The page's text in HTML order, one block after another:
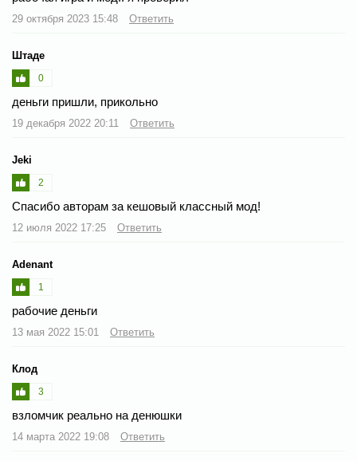
29 октября 2023 15:48 Ответить
Штаде
0
деньги пришли, прикольно
19 декабря 2022 20:11 Ответить
Jeki
2
Спасибо авторам за кешовый классный мод!
12 июля 2022 17:25 Ответить
Adenant
1
рабочие деньги
13 мая 2022 15:01 Ответить
Клод
3
взломчик реально на денюшки
14 марта 2022 19:08 Ответить